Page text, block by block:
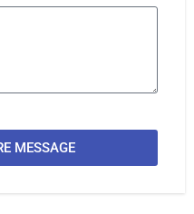
MESSAGE